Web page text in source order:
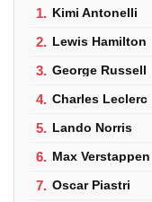
1. Kimi Antonelli
2. Lewis Hamilton
3. George Russell
4. Charles Leclerc
5. Lando Norris
6. Max Verstappen
7. Oscar Piastri